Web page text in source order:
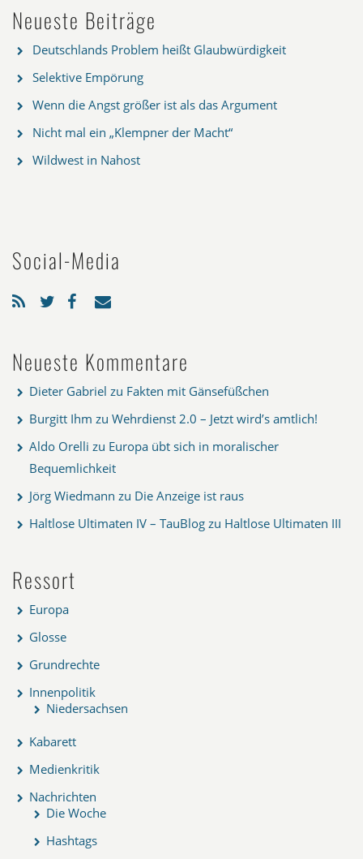
Neueste Beiträge
Deutschlands Problem heißt Glaubwürdigkeit
Selektive Empörung
Wenn die Angst größer ist als das Argument
Nicht mal ein „Klempner der Macht“
Wildwest in Nahost
Social-Media
Neueste Kommentare
Dieter Gabriel zu Fakten mit Gänsefüßchen
Burgitt Ihm zu Wehrdienst 2.0 – Jetzt wird’s amtlich!
Aldo Orelli zu Europa übt sich in moralischer
Bequemlichkeit
Jörg Wiedmann zu Die Anzeige ist raus
Haltlose Ultimaten IV – TauBlog zu Haltlose Ultimaten III
Ressort
Europa
Glosse
Grundrechte
Innenpolitik
Niedersachsen
Kabarett
Medienkritik
Nachrichten
Die Woche
Hashtags